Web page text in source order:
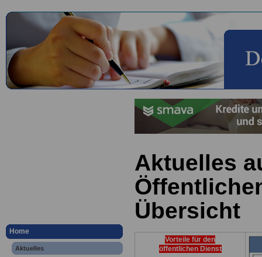
Home
Aktuelles
Aktuelles
Übersicht
Vorteile für den
öffentlichen Dienst